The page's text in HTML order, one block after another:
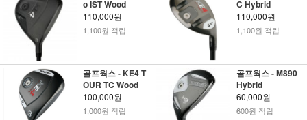
o IST Wood
110,000원
1,100원 적립
C Hybrid
110,000원
1,100원 적립
골프웍스 - KE4 T
OUR TC Wood
100,000원
1,000원 적립
골프웍스 - M890
Hybrid
60,000원
600원 적립